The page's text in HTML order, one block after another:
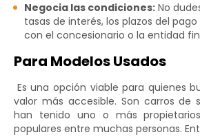
Negocia las condiciones: No
tasas de interés, los plazos del
con el concesionario o la entidad
Para Modelos Usados
Es una opción viable para quienes
valor más accesible. Son carros de
han tenido uno o más
populares entre muchas personas.